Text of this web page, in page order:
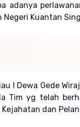
adanya
Negeri Kuantan
I Dewa Gede
Tim yg telah
dan